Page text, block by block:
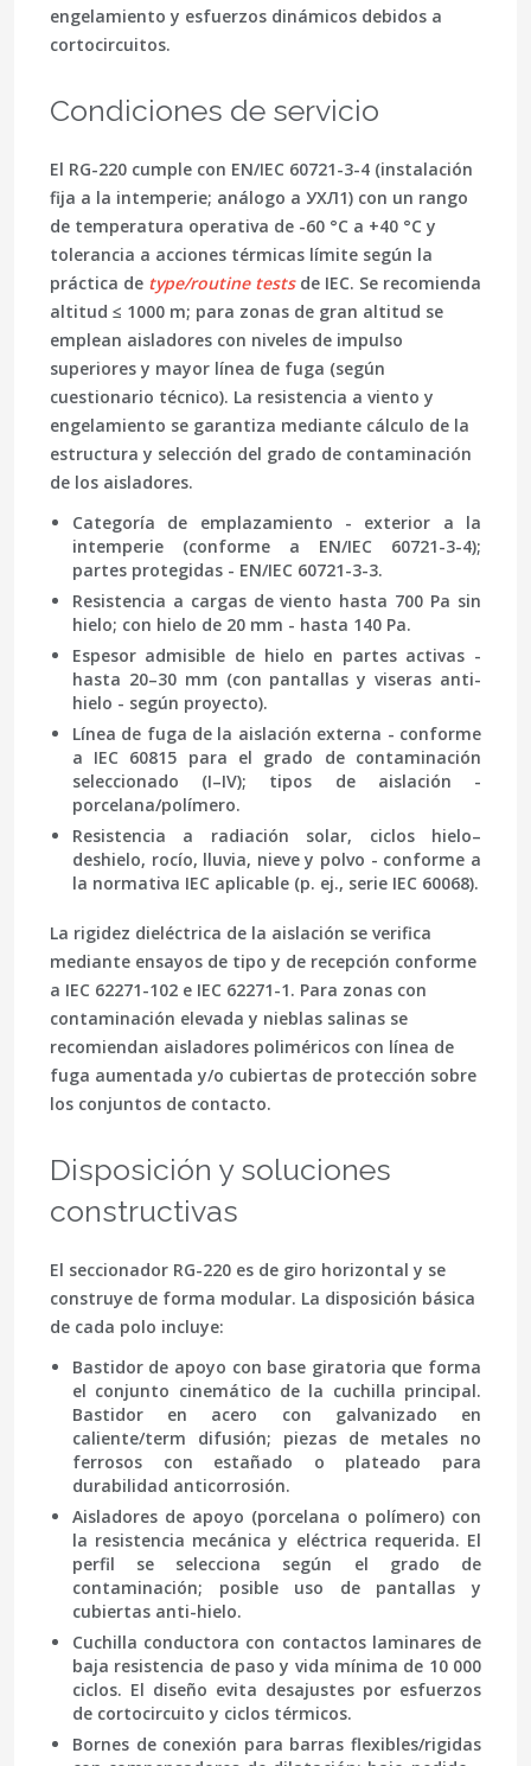
engelamiento y esfuerzos dinámicos debidos a
cortocircuitos.
Condiciones de servicio
El RG-220 cumple con EN/IEC 60721-3-4 (instalación
fija a la intemperie; análogo a УХЛ1) con un rango
de temperatura operativa de -60 °C a +40 °C y
tolerancia a acciones térmicas límite según la
práctica de type/routine testsde IEC. Se recomienda
altitud ≤ 1000 m; para zonas de gran altitud se
emplean aisladores con niveles de impulso
superiores y mayor línea de fuga (según
cuestionario técnico). La resistencia a viento y
engelamiento se garantiza mediante cálculo de la
estructura y selección del grado de contaminación
de los aisladores.
Categoría de emplazamiento - exterior a la
intemperie (conforme a EN/IEC 60721-3-4);
partes protegidas - EN/IEC 60721-3-3.
Resistencia a cargas de viento hasta 700 Pa sin
hielo; con hielo de 20 mm - hasta 140 Pa.
Espesor admisible de hielo en partes activas -
hasta 20–30 mm (con pantallas y viseras anti-
hielo - según proyecto).
Línea de fuga de la aislación externa - conforme
a IEC 60815 para el grado de contaminación
seleccionado (I–IV); tipos de aislación -
porcelana/polímero.
Resistencia a radiación solar, ciclos hielo–
deshielo, rocío, lluvia, nieve y polvo - conforme a
la normativa IEC aplicable (p. ej., serie IEC 60068).
La rigidez dieléctrica de la aislación se verifica
mediante ensayos de tipo y de recepción conforme
a IEC 62271-102 e IEC 62271-1. Para zonas con
contaminación elevada y nieblas salinas se
recomiendan aisladores poliméricos con línea de
fuga aumentada y/o cubiertas de protección sobre
los conjuntos de contacto.
Disposición y soluciones
constructivas
El seccionador RG-220 es de giro horizontal y se
construye de forma modular. La disposición básica
de cada polo incluye:
Bastidor de apoyo con base giratoria que forma
el conjunto cinemático de la cuchilla principal.
Bastidor en acero con galvanizado en
caliente/term difusión; piezas de metales no
ferrosos con estañado o plateado para
durabilidad anticorrosión.
Aisladores de apoyo (porcelana o polímero) con
la resistencia mecánica y eléctrica requerida. El
perfil se selecciona según el grado de
contaminación; posible uso de pantallas y
cubiertas anti-hielo.
Cuchilla conductora con contactos laminares de
baja resistencia de paso y vida mínima de 10 000
ciclos. El diseño evita desajustes por esfuerzos
de cortocircuito y ciclos térmicos.
Bornes de conexión para barras flexibles/rigidas